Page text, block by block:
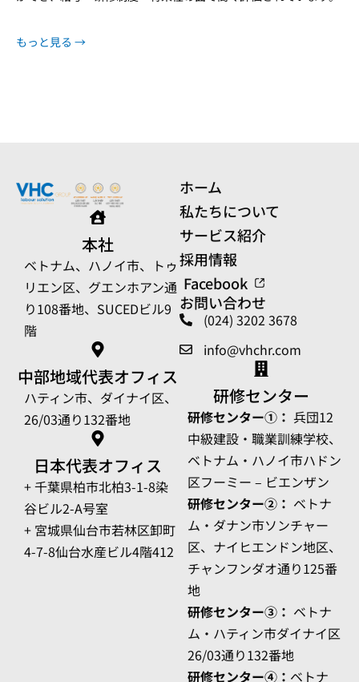
もっと見る →
本社
ベトナム、ハノイ市、トゥ
リエン区、グエンホアン通
り108番地、SUCEDビル9
階
中部地域代表オフィス
ハティン市、ダイナイ区、
26/03通り132番地
日本代表オフィス
+ 千葉県柏市北柏3-1-8染
谷ビル2-A号室
+ 宮城県仙台市若林区卸町
4-7-8仙台水産ビル4階412
ホーム
私たちについて
サービス紹介
採用情報
Facebook
お問い合わせ
(024) 3202 3678
info@vhchr.com
研修センター
研修センター①： 兵団12
中級建設・職業訓練学校、
ベトナム・ハノイ市ハドン
区フーミー – ビエンザン
研修センター②： ベトナ
ム・ダナン市ソンチャー
区、ナイヒエンドン地区、
チャンフンダオ通り125番
地
研修センター③： ベトナ
ム・ハティン市ダイナイ区
26/03通り132番地
研修センター④： ベトナ